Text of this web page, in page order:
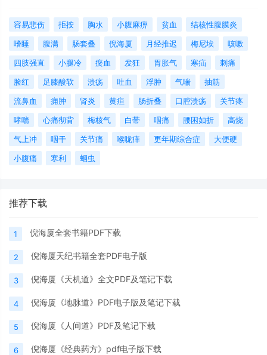
容易悲伤 拒按 胸水 小腹麻痹 贫血
结核性腹膜炎
嗜睡
腹满 肠套叠 倪海厦 月经推迟 梅尼埃
咳嗽
四肢强直
小腿冷 瘀血 发狂 胃胀气 寒疝
刺痛
脸红
足膝酸软 溃疡 吐血 浮肿 气喘
抽筋
流鼻血
痈肿 肾炎 黄疸 肠折叠 口腔溃疡
关节疼
哮喘
心痛彻背 梅核气 白带 咽痛 腰困如折
高烧
气上冲
咽干 关节痛 喉咙痒 更年期综合症
大便硬
小腹痛
寒利 蛔虫
推荐下载
1 倪海厦全套书籍PDF下载
2 倪海厦天纪书籍全套PDF电子版
3 倪海厦《天机道》全文PDF及笔记下载
4 倪海厦《地脉道》PDF电子版及笔记下载
5 倪海厦《人间道》PDF及笔记下载
6 倪海厦《经典药方》pdf电子版下载